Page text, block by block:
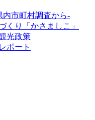
内市町村調査から-
くり「かさましこ」
光政策
ポート